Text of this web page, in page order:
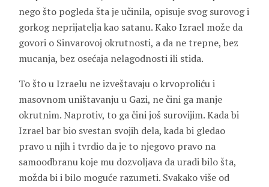
nego što pogleda šta je učinila, opisuje svog surovog i
gorkog neprijatelja kao satanu. Kako Izrael može da
govori o Sinvarovoj okrutnosti, a da ne trepne, bez
mucanja, bez osećaja nelagodnosti ili stida.
To što u Izraelu ne izveštavaju o krvoproliću i
masovnom uništavanju u Gazi, ne čini ga manje
okrutnim. Naprotiv, to ga čini još surovijim. Kada bi
Izrael bar bio svestan svojih dela, kada bi gledao
pravo u njih i tvrdio da je to njegovo pravo na
samoodbranu koje mu dozvoljava da uradi bilo šta,
možda bi i bilo moguće razumeti. Svakako više od